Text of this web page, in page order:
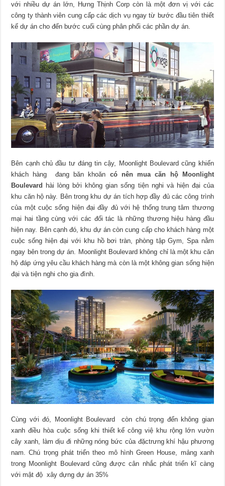
với nhiều dự án lớn, Hưng Thịnh Corp còn là một đơn vị với các
công ty thành viên cung cấp các dịch vụ ngay từ bước đầu tiên thiết
kế dự án cho đến bước cuối cùng phân phối các phần dự án.
Bên cạnh chủ đầu tư đáng tin cậy, Moonlight Boulevard cũng khiến
khách hàng đang băn khoăn có nên mua căn hộ Moonlight
Boulevard hài lòng bởi không gian sống tiện nghi và hiện đại của
khu căn hộ này. Bên trong khu dự án tích hợp đầy đủ các công trình
của một cuộc sống hiện đại đầy đủ với hệ thống trung tâm thương
mại hai tầng cùng với các đối tác là những thương hiệu hàng đầu
hiện nay. Bên cạnh đó, khu dự án còn cung cấp cho khách hàng một
cuộc sống hiện đại với khu hồ bơi tràn, phòng tập Gym, Spa nằm
ngay bên trong dự án. Moonlight Boulevard không chỉ là một khu căn
hộ đáp ứng yêu cầu khách hàng mà còn là một không gian sống hiện
đại và tiện nghi cho gia đình.
Cùng với đó, Moonlight Boulevard còn chú trọng đến không gian
xanh điều hòa cuộc sống khi thiết kế công việ khu rộng lớn vườn
cây xanh, làm dịu đi những nóng bức của đặctrưng khí hậu phương
nam. Chú trọng phát triển theo mô hình Green House, mảng xanh
trong Moonlight Boulevard cũng được cân nhắc phát triển kĩ càng
với mật độ xây dựng dự án 35%